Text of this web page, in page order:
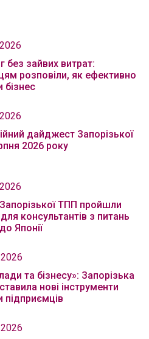
без зайвих витрат:
розповіли, як ефективно
бізнес
дайджест Запорізької
2026 року
ТПП пройшли
консультантів з питань
Японії
та бізнесу»: Запорізька
нові інструменти
підприємців